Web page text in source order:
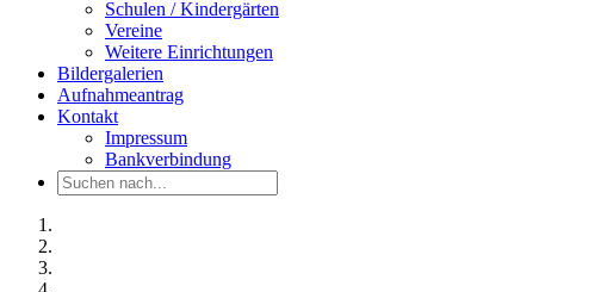
Schulen / Kindergärten
Vereine
Weitere Einrichtungen
Bildergalerien
Aufnahmeantrag
Kontakt
Impressum
Bankverbindung